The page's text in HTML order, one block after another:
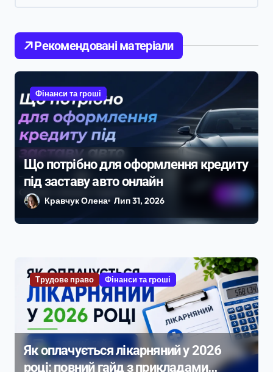
в
Рекомендовані матеріали
Фінанси та гроші
Що потрібно для оформлення кредиту
під заставу авто онлайн
Кравчук Олена Лип 31, 2026
Трудове право Фінанси та гроші
Як оплачується лікарняний у 2026
році: повний гайд з прикладами